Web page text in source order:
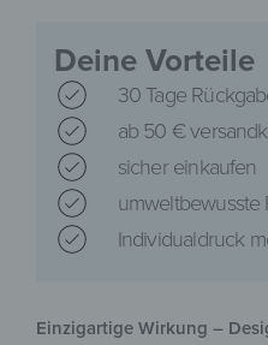
Deine Vorteile
30 Tage
ab 50 €
sicher einkaufen
umweltbewusste
Individualdruck
Einzigartige Wirkung –